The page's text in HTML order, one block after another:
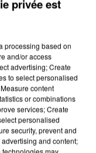
privée est
processing based on
and/or access
advertising; Create
to select personalised
content
or combinations
services; Create
personalised
security, prevent and
and content;
technologies may